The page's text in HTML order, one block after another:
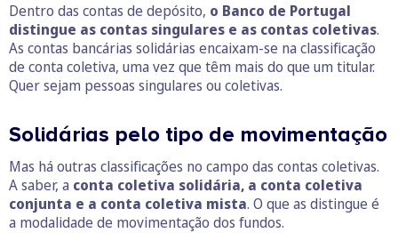
Dentro das contas de depósito, o Banco de Portugal
distingue as contas singulares e as contas coletivas.
As contas bancárias solidárias encaixam-se na classificação
de conta coletiva, uma vez que têm mais do que um titular.
Quer sejam pessoas singulares ou coletivas.
Solidárias pelo tipo de movimentação
Mas há outras classificações no campo das contas coletivas.
A saber, a conta coletiva solidária, a conta coletiva
conjunta e a conta coletiva mista. O que as distingue é
a modalidade de movimentação dos fundos.